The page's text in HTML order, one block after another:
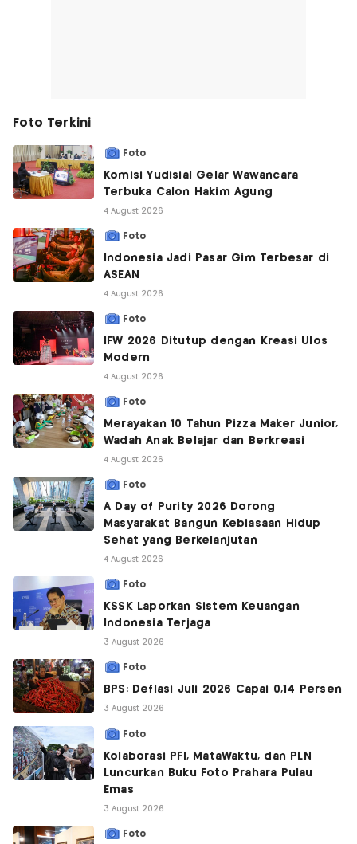
Foto Terkini
Foto
Komisi Yudisial Gelar Wawancara
Terbuka Calon Hakim Agung
4 August 2026
Foto
Indonesia Jadi Pasar Gim Terbesar di
ASEAN
4 August 2026
Foto
IFW 2026 Ditutup dengan Kreasi Ulos
Modern
4 August 2026
Foto
Merayakan 10 Tahun Pizza Maker Junior,
Wadah Anak Belajar dan Berkreasi
4 August 2026
Foto
A Day of Purity 2026 Dorong
Masyarakat Bangun Kebiasaan Hidup
Sehat yang Berkelanjutan
4 August 2026
Foto
KSSK Laporkan Sistem Keuangan
Indonesia Terjaga
3 August 2026
Foto
BPS: Deflasi Juli 2026 Capai 0,14 Persen
3 August 2026
Foto
Kolaborasi PFI, MataWaktu, dan PLN
Luncurkan Buku Foto Prahara Pulau
Emas
3 August 2026
Foto